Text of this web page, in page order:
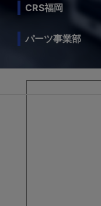
CRS福岡
パーツ事業部